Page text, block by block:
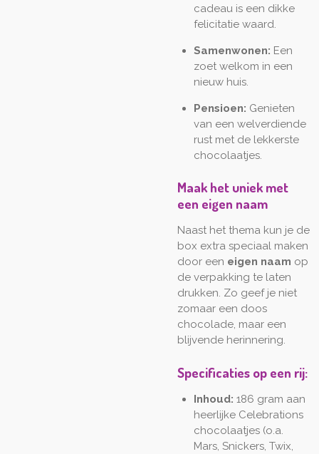
cadeau is een dikke
felicitatie waard.
Samenwonen: Een
zoet welkom in een
nieuw huis.
Pensioen: Genieten
van een welverdiende
rust met de lekkerste
chocolaatjes.
Maak het uniek met
een eigen naam
Naast het thema kun je de
box extra speciaal maken
door een eigen naam op
de verpakking te laten
drukken. Zo geef je niet
zomaar een doos
chocolade, maar een
blijvende herinnering.
Specificaties op een rij:
Inhoud: 186 gram aan
heerlijke Celebrations
chocolaatjes (o.a.
Mars, Snickers, Twix,